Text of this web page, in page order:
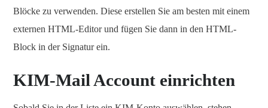
Blöcke zu verwenden. Diese erstellen Sie am besten mit einem
externen HTML-Editor und fügen Sie dann in den HTML-
Block in der Signatur ein.
KIM-Mail Account einrichten